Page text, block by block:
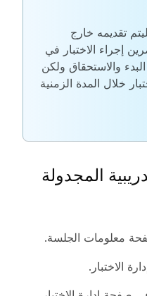
ليتم تقديمه خارج
إجراء الاختبار في
والاستحقاق ولكن
خلال المدة الزمنية
المجدولة
معلومات الجلسة.
الاختبار.